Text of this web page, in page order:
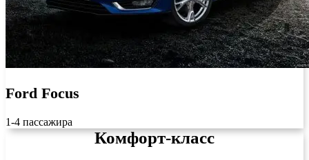
Ford Focus
1-4 пассажира
Комфорт-класс